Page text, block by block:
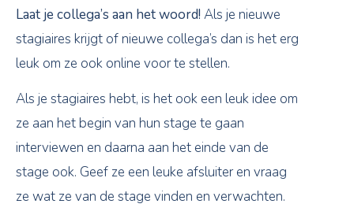
Laat je collega’s aan het woord! Als je nieuwe
stagiaires krijgt of nieuwe collega’s dan is het erg
leuk om ze ook online voor te stellen.
Als je stagiaires hebt, is het ook een leuk idee om
ze aan het begin van hun stage te gaan
interviewen en daarna aan het einde van de
stage ook. Geef ze een leuke afsluiter en vraag
ze wat ze van de stage vinden en verwachten.